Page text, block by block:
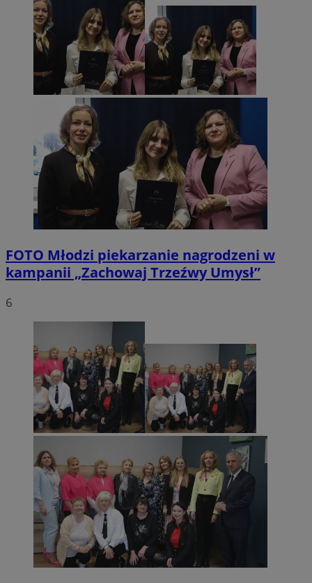
FOTO Młodzi piekarzanie nagrodzeni w
kampanii „Zachowaj Trzeźwy Umysł”
6